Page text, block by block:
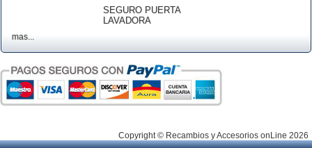
SEGURO PUERTA
LAVADORA
mas...
Copyright © Recambios y Accesorios onLine 2026